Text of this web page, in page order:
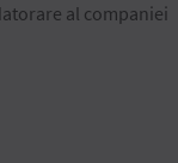
al companiei